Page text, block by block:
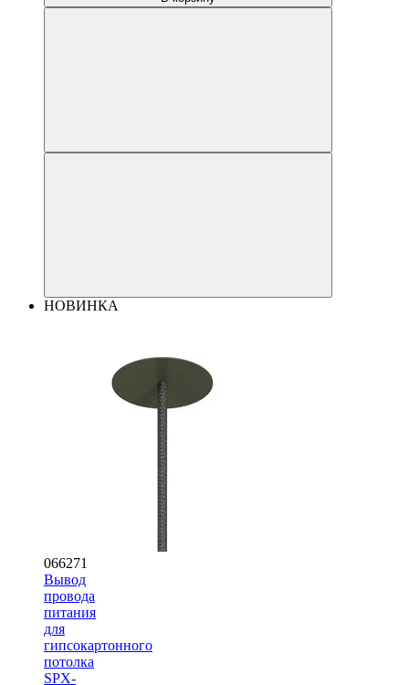
НОВИНКА
066271
Вывод
провода
питания
для
гипсокартонного
потолка
SPX-